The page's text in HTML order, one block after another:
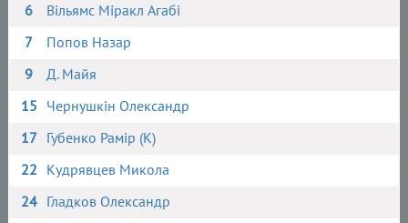
6
Вільямс Міракл Агабі
7
Попов Назар
9
Д. Майя
15 Чернушкін Олександр
17 Губенко Рамір (К)
22 Кудрявцев Микола
24 Гладков Олександр